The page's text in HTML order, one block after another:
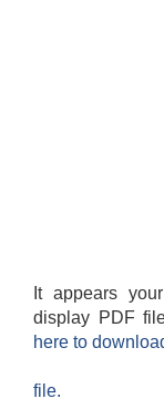
It appears
display PDF
here to
file.